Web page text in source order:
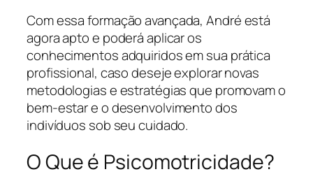
Com essa formação avançada, André está
agora apto e poderá aplicar os
conhecimentos adquiridos em sua prática
profissional, caso deseje explorar novas
metodologias e estratégias que promovam o
bem-estar e o desenvolvimento dos
indivíduos sob seu cuidado.
O Que é Psicomotricidade?